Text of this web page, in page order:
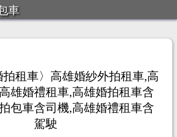
車
拍租車〉高雄婚紗外拍租車,高
雄婚禮租車,高雄婚拍租車含
包車含司機,高雄婚禮租車含
駕駛